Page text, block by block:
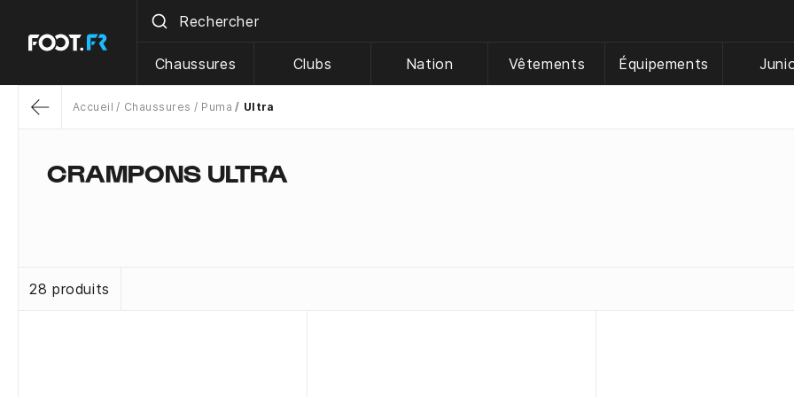
Chaussures Clubs Nation Vêtements Équipements
Accueil Chaussures Puma Ultra
CRAMPONS ULTRA
28 produits